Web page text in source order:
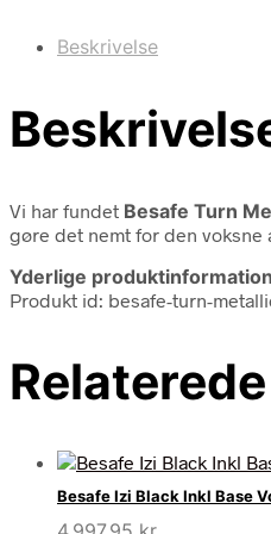
Beskrivelse
Vi har fundet Besafe Turn
gøre det nemt for den
Yderlige
Produkt id: besafe-turn-
Besafe Izi Black Inkl Base